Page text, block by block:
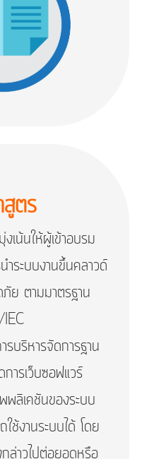
ตร
ให้ผู้เข้าอบรม
ำระบบงานขึ้นคลาวด์
ย ตามมาตรฐาน
ริหารจัดการฐาน
ารเว็บซอฟแวร์
พลิเคชันของระบบ
ช้งานระบบได้ โดย
ล่าวไปต่อยอดหรือ